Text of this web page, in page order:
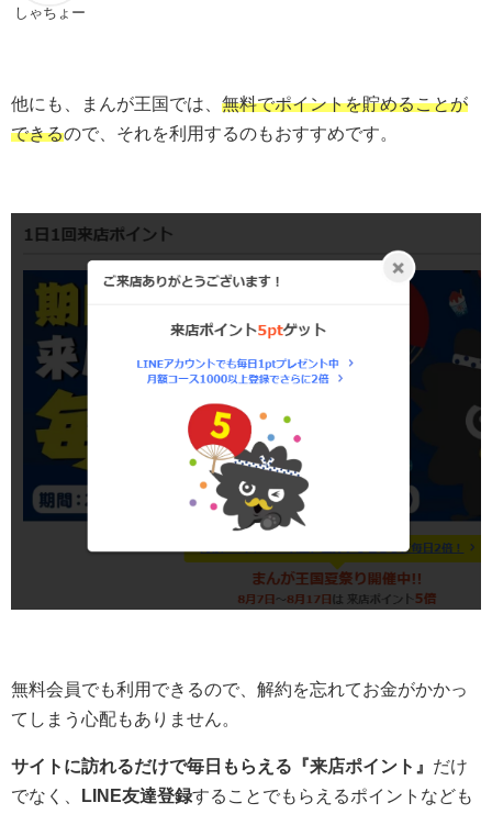
しゃちょー
他にも、まんが王国では、 無料でポイントを貯めることが
できるので、それを利用するのもおすすめです。
無料会員でも利用できるので、解約を忘れてお金がかかっ
てしまう心配もありません。
サイトに訪れるだけで毎日もらえる『来店ポイント』 だけ
でなく、
LINE友達登録することでもらえるポイントなども